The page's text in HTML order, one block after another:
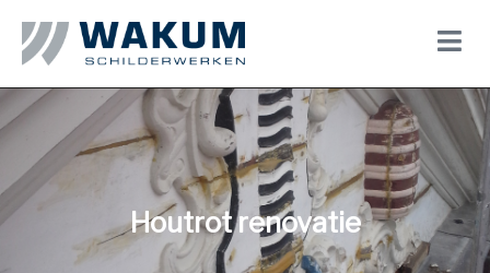
Houtrot renovatie